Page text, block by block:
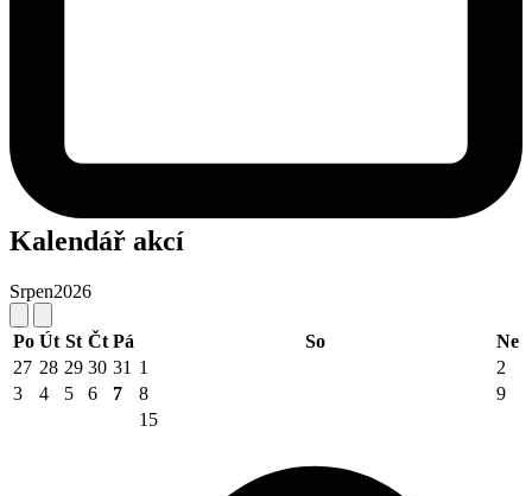
Kalendář akcí
Srpen2026
Po Út St Čt Pá So
Ne
27 28 29 30 31 1
2
3
4 5 6 7 8 9
15